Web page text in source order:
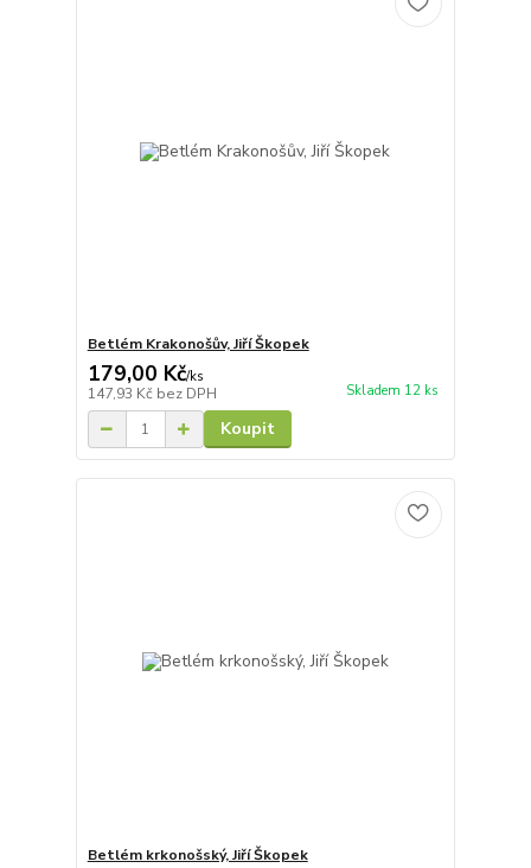
Betlém Krakonošův, Jiří Škopek
179,00 Kč/ks
147,93 Kč bez DPH Skladem 12 ks
Koupit
Betlém krkonošský, Jiří Škopek